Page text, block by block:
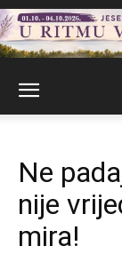
Ne
nije
mira!